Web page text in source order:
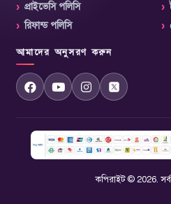
প্রাইভেসি পলিসি
রিফান্ড পলিসি
আমাদের অনুসরণ করুন
কপিরাইট © 2026.